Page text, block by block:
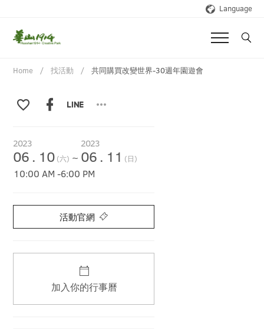
Language
Home 找活動 共同購買改變世界-30週年園遊會
2023
06 . 10 (六) ~
2023
06 . 11 (日)
10:00 AM-6:00 PM
加入你的行事曆